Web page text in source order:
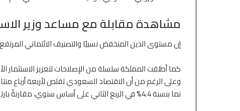
مشاهدة مقابلة مع مساعد وزير
إن مستوى الدين المنخفض نسبيًا والتصنيف الائتماني
كما أطلقت المملكة سلسلة من الإصلاحات لتعزيز الاستثمار
وعلى الرغم من أن الاقتصاد السعودي تقلص لأربعة أرباع
نما بنسبة 4.4% في الربع الثاني على أساس سنوي، مقارنةً بارتفاع بنسبة 3.4% في الربع السابق.